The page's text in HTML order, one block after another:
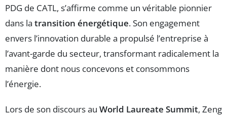
PDG de CATL, s’affirme comme un véritable pionnier
dans la transition énergétique. Son engagement
envers l’innovation durable a propulsé l’entreprise à
l’avant-garde du secteur, transformant radicalement la
manière dont nous concevons et consommons
l’énergie.
Lors de son discours au World Laureate Summit, Zeng